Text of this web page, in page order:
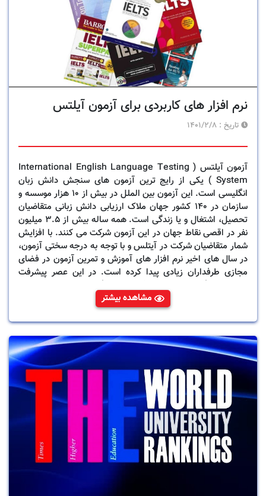
نرم افزار های کاربردی برای آزمون آیلتس
تاریخ : 1401/2/8
آزمون آیلتس ( International English Language Testing
System ) یکی از رایج ترین آزمون های سنجش دانش زبان
انگلیسی است. این آزمون بین الملل در بیش از 10 هزار موسسه و
سازمان در 140 کشور جهان ملاک ارزیابی دانش زبانی متقاضیان
تحصیل، اشتغال و یا زندگی است. همه ساله بیش از 3.5 میلیون
نفر در اقصی نقاط جهان در این آزمون شرکت می کنند. با افزایش
شمار متقاضیان شرکت در آیتلس و با توجه به درجه سختی آزمون،
در سال های اخیر نرم افزار های آموزش و تمرین آزمون در فضای
مجازی طرفداران زیادی پیدا کرده است. در این عصر پیشرفت
برای کوتاهی در فراگیری و استفاده از علوم جدید وجود ندارد؛
بنابراین در ادامه به برخی از کاربردی ترین نرم افزار ها اشاره می
کنیم:
مشاهده بیشتر